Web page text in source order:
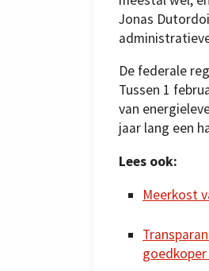
Jonas
De federale
Tussen 1
van
jaar lang een
Lees ook:
Meerkost
goedkoper